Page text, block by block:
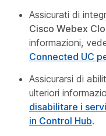
Assicurati di
Cisco Webex
informazioni,
Connected UC
Assicurarsi di
ulteriori
disabilitare i
in Control Hub.